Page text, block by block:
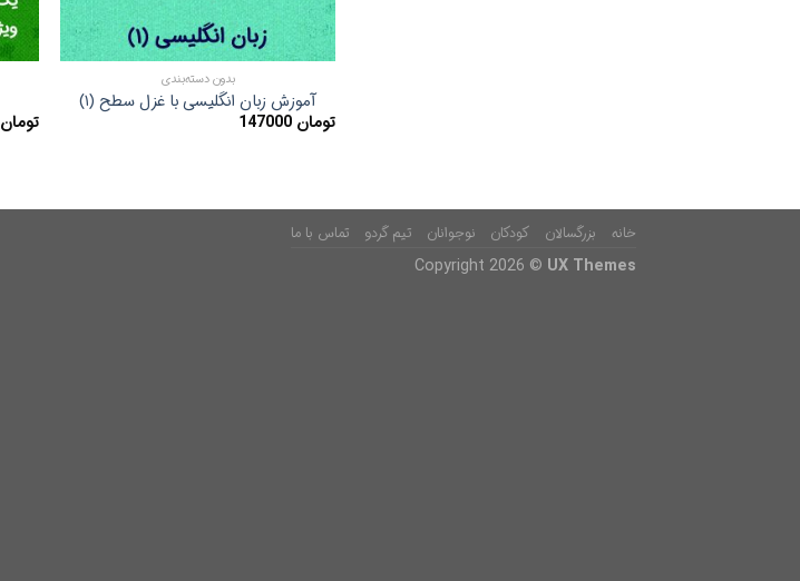
بدون دسته‌بندی
آموزش زبان انگلیسی با غزل سطح (۱)
تومان
تومان
خانه بزرگسالان کودکان نوجوانان تیم گردو تماس با ما
Copyright 2026 © UX Themes